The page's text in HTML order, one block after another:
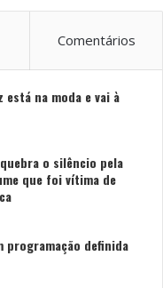
Comentários
está na moda e vai à
o silêncio pela
que foi vítima de
programação definida